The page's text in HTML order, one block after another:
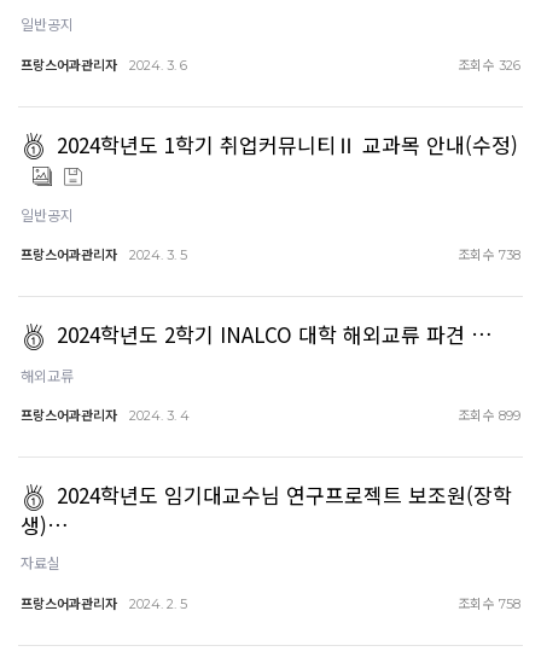
일반공지
프랑스어과관리자 2024. 3. 6 조회수 326
2024학년도 1학기 취업커뮤니티Ⅱ 교과목 안내(수정)
일반공지
프랑스어과관리자 2024. 3. 5 조회수 738
2024학년도 2학기 INALCO 대학 해외교류 파견 …
해외교류
프랑스어과관리자 2024. 3. 4 조회수 899
2024학년도 임기대교수님 연구프로젝트 보조원(장학
생)…
자료실
프랑스어과관리자 2024. 2. 5 조회수 758